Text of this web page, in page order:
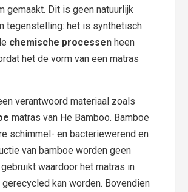
gemaakt. Dit is geen natuurlijk
tegenstelling: het is synthetisch
chemische processen heen
het de vorm van een matras
verantwoord materiaal zoals
matras van He Bamboo. Bamboe
schimmel- en bacteriewerend en
van bamboe worden geen
waardoor het matras in
kan worden. Bovendien